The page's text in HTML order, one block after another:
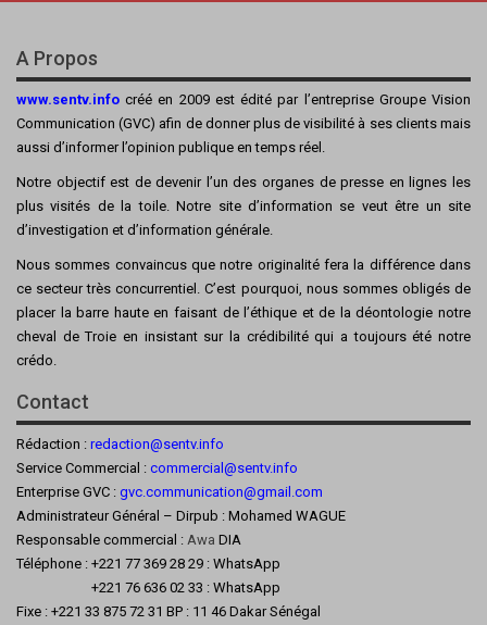
A Propos
www.sentv.info créé en 2009 est édité par l’entreprise Groupe Vision
Communication (GVC) afin de donner plus de visibilité à ses clients mais
aussi d’informer l’opinion publique en temps réel.
Notre objectif est de devenir l’un des organes de presse en lignes les
plus visités de la toile. Notre site d’information se veut être un site
d’investigation et d’information générale.
Nous sommes convaincus que notre originalité fera la différence dans
ce secteur très concurrentiel. C’est pourquoi, nous sommes obligés de
placer la barre haute en faisant de l’éthique et de la déontologie notre
cheval de Troie en insistant sur la crédibilité qui a toujours été notre
crédo.
Contact
Rédaction : redaction@sentv.info
Service Commercial : commercial@sentv.info
Enterprise GVC : gvc.communication@gmail.com
Administrateur Général – Dirpub : Mohamed WAGUE
Responsable commercial : Awa DIA
Téléphone : +221 77 369 28 29 : WhatsApp
+221 76 636 02 33 : WhatsApp
Fixe : +221 33 875 72 31 BP : 11 46 Dakar Sénégal